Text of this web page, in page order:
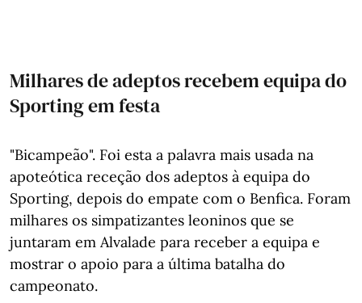
Milhares de adeptos recebem equipa do
Sporting em festa
"Bicampeão". Foi esta a palavra mais usada na
apoteótica receção dos adeptos à equipa do
Sporting, depois do empate com o Benfica. Foram
milhares os simpatizantes leoninos que se
juntaram em Alvalade para receber a equipa e
mostrar o apoio para a última batalha do
campeonato.